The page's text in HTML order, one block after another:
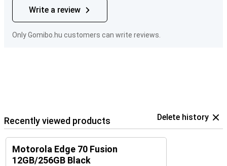
Write a review
Only Gomibo.hu customers can write reviews.
Recently viewed products Delete history
Motorola Edge 70 Fusion
12GB/256GB Black